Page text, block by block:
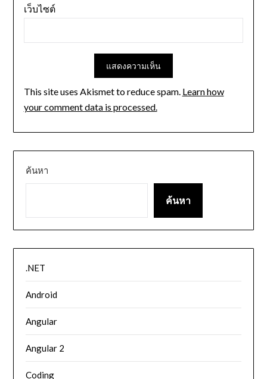
เว็บไซต์
This site uses Akismet to reduce spam. Learn how
your comment data is processed.
ค้นหา
ค้นหา
.NET
Android
Angular
Angular 2
Coding